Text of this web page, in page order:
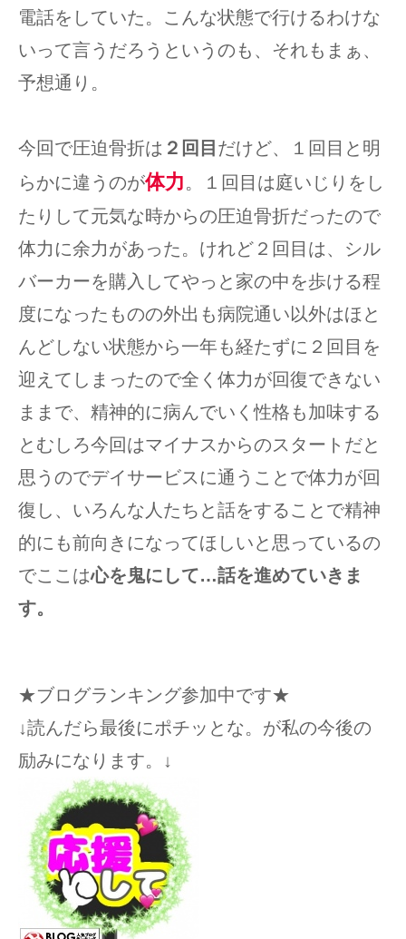
電話をしていた。こんな状態で行けるわけな
いって言うだろうというのも、それもまぁ、
予想通り。
今回で圧迫骨折は ２回目 だけど、１回目と明
らかに違うのが体力。１回目は庭いじりをし
たりして元気な時からの圧迫骨折だったので
体力に余力があった。けれど２回目は、シル
バーカーを購入してやっと家の中を歩ける程
度になったものの外出も病院通い以外はほと
んどしない状態から一年も経たずに２回目を
迎えてしまったので全く体力が回復できない
ままで、精神的に病んでいく性格も加味する
とむしろ今回はマイナスからのスタートだと
思うのでデイサービスに通うことで体力が回
復し、いろんな人たちと話をすることで精神
的にも前向きになってほしいと思っているの
でここは心を鬼にして…話を進めていきま
す。
★ブログランキング参加中です★
↓読んだら最後にポチッとな。が私の今後の
励みになります。↓